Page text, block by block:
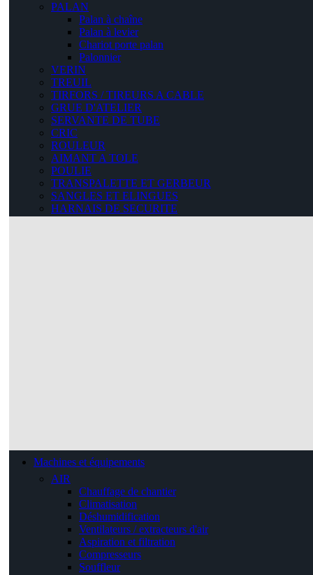
PALAN
Palan à chaîne
Palan à levier
Chariot porte palan
Palonnier
VERIN
TREUIL
TIRFORS / TIREURS A CABLE
GRUE D'ATELIER
SERVANTE DE TUBE
CRIC
ROULEUR
AIMANT A TOLE
POULIE
TRANSPALETTE ET GERBEUR
SANGLES ET ELINGUES
HARNAIS DE SECURITE
Machines et équipements
AIR
Chauffage de chantier
Climatisation
Déshumidification
Ventilateurs / extracteurs d'air
Aspiration et filtration
Compresseurs
Souffleur